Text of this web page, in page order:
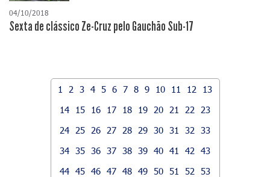
04/10/2018
Sexta de clássico Ze-Cruz pelo Gauchão Sub-17
1 2 3 4 5 6 7 8 9 10 11 12
13
14
15 16 17 18 19 20 21 22
23
24
25 26 27 28 29 30 31 32
33
34 35 36 37 38 39 40 41 42
43
44 45 46 47 48 49 50 51 52
53